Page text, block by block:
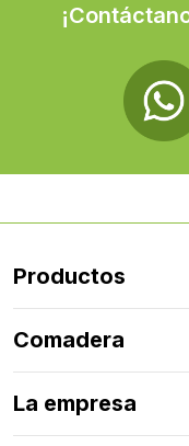
Productos
Suelos Exteriores
Revestimientos
Revestimientos
Puertas
Herrajes
Comadera
Gestión de servicios
Comadera Connect™
La empresa